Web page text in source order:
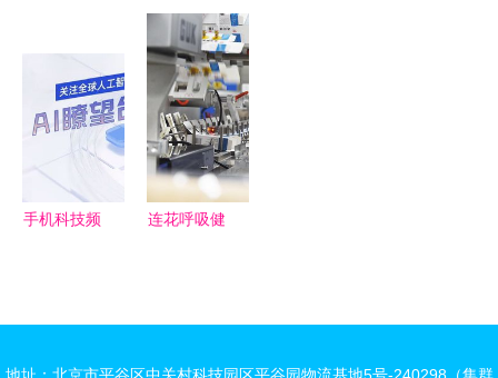
游戏代充钱
软件的关键
成功因素与
网络技术服
务
手机科技频
连花呼吸健